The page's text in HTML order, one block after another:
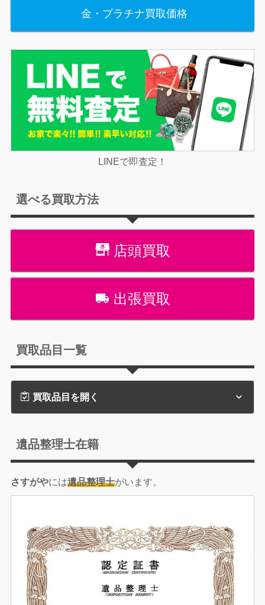
金・プラチナ買取価格
LINEで即査定！
選べる買取方法
店頭買取
出張買取
買取品目一覧
買取品目を開く
遺品整理士在籍
さすがやには遺品整理士がいます。